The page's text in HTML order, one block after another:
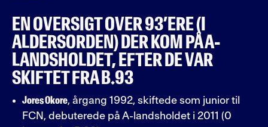
EN OVERSIGT OVER 93’ERE (I
ALDERSORDEN) DER KOM PÅ A-
LANDSHOLDET, EFTER DE VAR
SKIFTET FRA B.93
Jores Okore, årgang 1992, skiftede som junior til
FCN, debuterede på A-landsholdet i 2011 (0